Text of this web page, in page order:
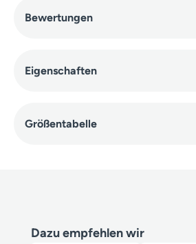
Bewertungen
Eigenschaften
Größentabelle
Produktgalerie überspringen
Dazu empfehlen wir